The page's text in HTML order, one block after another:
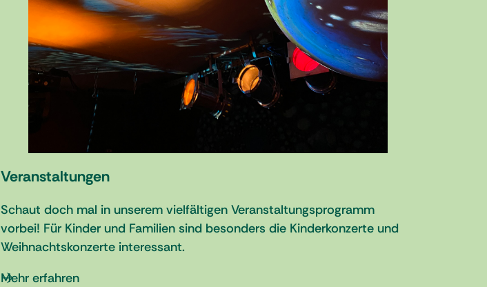
Veranstaltungen
Schaut doch mal in unserem vielfältigen Veranstaltungsprogramm
vorbei! Für Kinder und Familien sind besonders die Kinderkonzerte und
Weihnachtskonzerte interessant.
Mehr erfahren